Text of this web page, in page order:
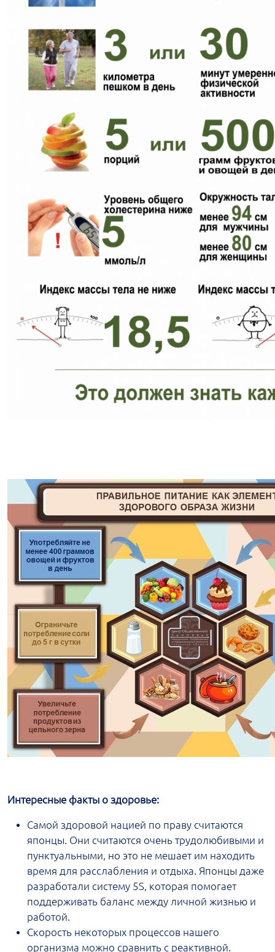
Интересные факты о здоровье:
Самой здоровой нацией по праву считаются
японцы. Они считаются очень трудолюбивыми и
пунктуальными, но это не мешает им находить
время для расслабления и отдыха. Японцы даже
разработали систему 5S, которая помогает
поддерживать баланс между личной жизнью и
работой.
Скорость некоторых процессов нашего
организма можно сравнить с реактивной.